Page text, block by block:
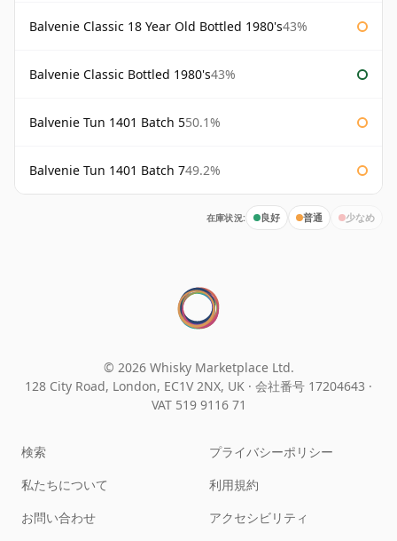
Balvenie Classic 18 Year Old Bottled 1980's43%
Balvenie Classic Bottled 1980's43%
Balvenie Tun 1401 Batch 550.1%
Balvenie Tun 1401 Batch 749.2%
在庫状況: 良好 普通 少なめ
© 2026 Whisky Marketplace Ltd.
128 City Road, London, EC1V 2NX, UK · 会社番号 17204643 ·
VAT 519 9116 71
検索
私たちについて
お問い合わせ
プライバシーポリシー
利用規約
アクセシビリティ